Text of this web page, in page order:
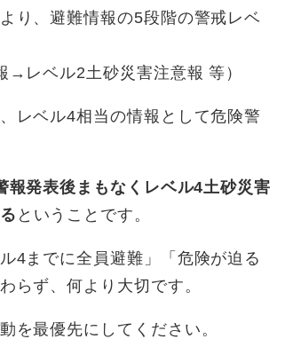
り、避難情報の5段階の警戒レベ
→レベル2土砂災害注意報 等）
レベル4相当の情報として危険警
報発表後まもなくレベル4土砂災害
ということです。
4までに全員避難」「危険が迫る
らず、何より大切です。
を最優先にしてください。